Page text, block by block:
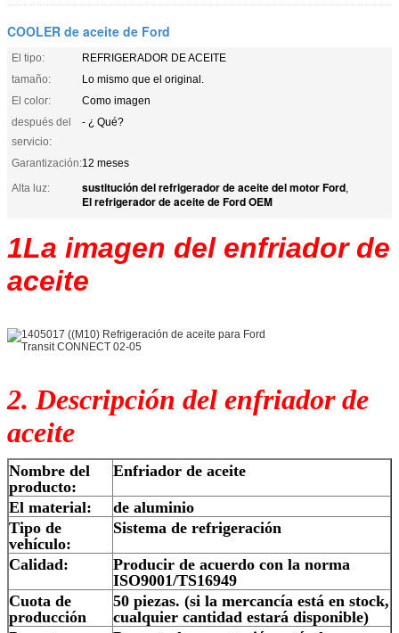
COOLER de aceite de Ford
El tipo:
REFRIGERADOR DE ACEITE
tamaño:
Lo mismo que el original.
El color:
Como imagen
después del
servicio:
- ¿ Qué?
Garantización:12 meses
Alta luz:
sustitución del refrigerador de aceite del motor Ford,
El refrigerador de aceite de Ford OEM
1La imagen del enfriador de
aceite
2. Descripción del enfriador de
aceite
Nombre del
producto:
Enfriador de aceite
El material:
de aluminio
Tipo de
vehículo:
Sistema de refrigeración
Calidad:
Producir de acuerdo con la norma
ISO9001/TS16949
Cuota de
producción
50 piezas. (si la mercancía está en stock,
cualquier cantidad estará disponible)